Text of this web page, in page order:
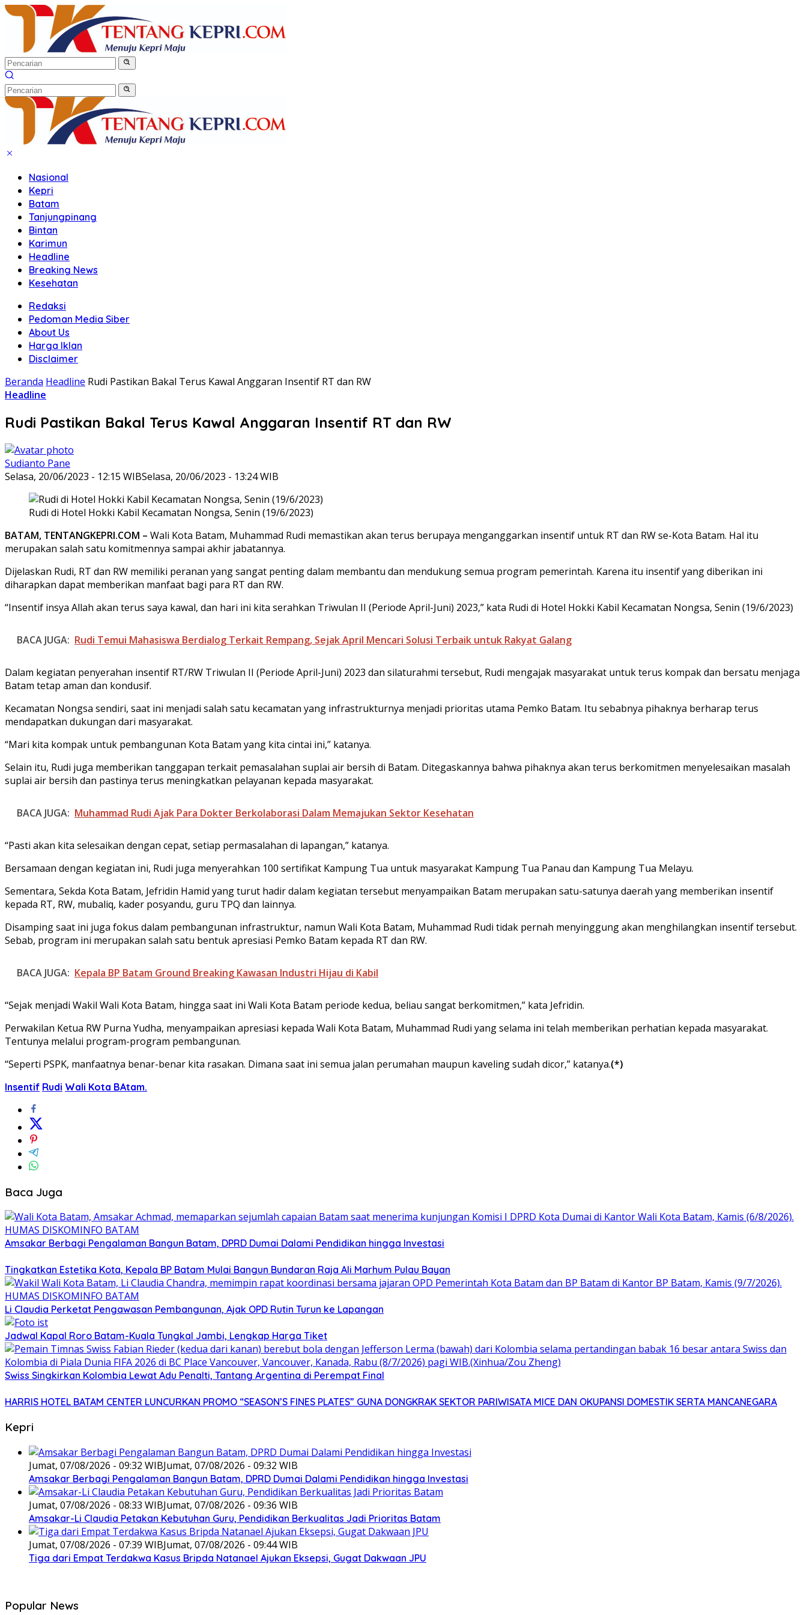
Langsung
konten
Nasional
Kepri
Batam
Tanjungpinang
Bintan
Karimun
Headline
Breaking News
Kesehatan
Redaksi
Pedoman Media Siber
About Us
Harga Iklan
Disclaimer
Beranda Headline Rudi Pastikan Bakal Terus Kawal Anggaran Insentif RT dan RW
Headline
Rudi Pastikan Bakal Terus Kawal Anggaran Insentif RT dan RW
Sudianto Pane
Selasa, 20/06/2023 - 12:15 WIBSelasa, 20/06/2023 - 13:24 WIB
Rudi di Hotel Hokki Kabil Kecamatan Nongsa, Senin (19/6/2023)
BATAM, TENTANGKEPRI.COM – Wali Kota Batam, Muhammad Rudi memastikan akan terus berupaya menganggarkan insentif untuk RT dan RW se-Kota Batam. Hal itu
merupakan salah satu komitmennya sampai akhir jabatannya.
Dijelaskan Rudi, RT dan RW memiliki peranan yang sangat penting dalam membantu dan mendukung semua program pemerintah. Karena itu insentif yang diberikan ini
diharapkan dapat memberikan manfaat bagi para RT dan RW.
“Insentif insya Allah akan terus saya kawal, dan hari ini kita serahkan Triwulan II (Periode April-Juni) 2023,” kata Rudi di Hotel Hokki Kabil Kecamatan Nongsa, Senin (19/6/2023)
BACA JUGA: Rudi Temui Mahasiswa Berdialog Terkait Rempang, Sejak April Mencari Solusi Terbaik untuk Rakyat Galang
Dalam kegiatan penyerahan insentif RT/RW Triwulan II (Periode April-Juni) 2023 dan silaturahmi tersebut, Rudi mengajak masyarakat untuk terus kompak dan bersatu menjaga
Batam tetap aman dan kondusif.
Kecamatan Nongsa sendiri, saat ini menjadi salah satu kecamatan yang infrastrukturnya menjadi prioritas utama Pemko Batam. Itu sebabnya pihaknya berharap terus
mendapatkan dukungan dari masyarakat.
“Mari kita kompak untuk pembangunan Kota Batam yang kita cintai ini,” katanya.
Selain itu, Rudi juga memberikan tanggapan terkait pemasalahan suplai air bersih di Batam. Ditegaskannya bahwa pihaknya akan terus berkomitmen menyelesaikan masalah
suplai air bersih dan pastinya terus meningkatkan pelayanan kepada masyarakat.
BACA JUGA: Muhammad Rudi Ajak Para Dokter Berkolaborasi Dalam Memajukan Sektor Kesehatan
“Pasti akan kita selesaikan dengan cepat, setiap permasalahan di lapangan,” katanya.
Bersamaan dengan kegiatan ini, Rudi juga menyerahkan 100 sertifikat Kampung Tua untuk masyarakat Kampung Tua Panau dan Kampung Tua Melayu.
Sementara, Sekda Kota Batam, Jefridin Hamid yang turut hadir dalam kegiatan tersebut menyampaikan Batam merupakan satu-satunya daerah yang memberikan insentif
kepada RT, RW, mubaliq, kader posyandu, guru TPQ dan lainnya.
Disamping saat ini juga fokus dalam pembangunan infrastruktur, namun Wali Kota Batam, Muhammad Rudi tidak pernah menyinggung akan menghilangkan insentif tersebut.
Sebab, program ini merupakan salah satu bentuk apresiasi Pemko Batam kepada RT dan RW.
BACA JUGA: Kepala BP Batam Ground Breaking Kawasan Industri Hijau di Kabil
“Sejak menjadi Wakil Wali Kota Batam, hingga saat ini Wali Kota Batam periode kedua, beliau sangat berkomitmen,” kata Jefridin.
Perwakilan Ketua RW Purna Yudha, menyampaikan apresiasi kepada Wali Kota Batam, Muhammad Rudi yang selama ini telah memberikan perhatian kepada masyarakat.
Tentunya melalui program-program pembangunan.
“Seperti PSPK, manfaatnya benar-benar kita rasakan. Dimana saat ini semua jalan perumahan maupun kaveling sudah dicor,” katanya.(*)
Insentif Rudi Wali Kota BAtam.
Baca Juga
Amsakar Berbagi Pengalaman Bangun Batam, DPRD Dumai Dalami Pendidikan hingga Investasi
Tingkatkan Estetika Kota, Kepala BP Batam Mulai Bangun Bundaran Raja Ali Marhum Pulau Bayan
Li Claudia Perketat Pengawasan Pembangunan, Ajak OPD Rutin Turun ke Lapangan
Jadwal Kapal Roro Batam-Kuala Tungkal Jambi, Lengkap Harga Tiket
Swiss Singkirkan Kolombia Lewat Adu Penalti, Tantang Argentina di Perempat Final
HARRIS HOTEL BATAM CENTER LUNCURKAN PROMO “SEASON’S FINES PLATES” GUNA DONGKRAK SEKTOR PARIWISATA MICE DAN OKUPANSI DOMESTIK SERTA MANCANEGARA
Kepri
Jumat, 07/08/2026 - 09:32 WIBJumat, 07/08/2026 - 09:32 WIB
Amsakar Berbagi Pengalaman Bangun Batam, DPRD Dumai Dalami Pendidikan hingga Investasi
Jumat, 07/08/2026 - 08:33 WIBJumat, 07/08/2026 - 09:36 WIB
Amsakar-Li Claudia Petakan Kebutuhan Guru, Pendidikan Berkualitas Jadi Prioritas Batam
Jumat, 07/08/2026 - 07:39 WIBJumat, 07/08/2026 - 09:44 WIB
Tiga dari Empat Terdakwa Kasus Bripda Natanael Ajukan Eksepsi, Gugat Dakwaan JPU
Popular News